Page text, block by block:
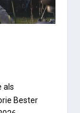
als
Bester